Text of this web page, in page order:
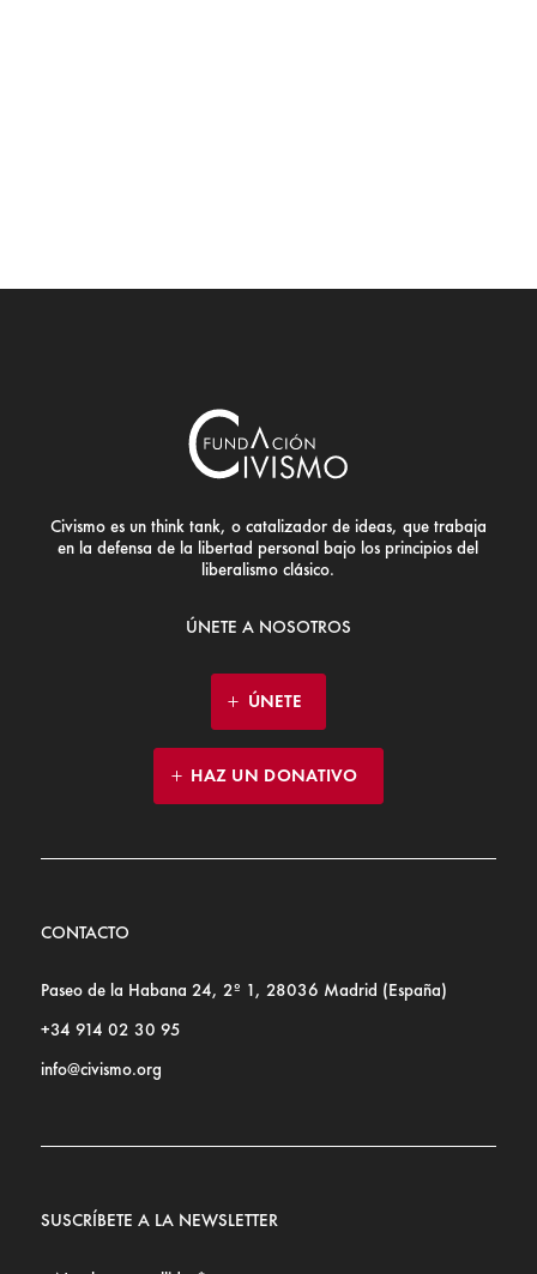
Civismo es un think tank, o catalizador de ideas, que trabaja
en la defensa de la libertad personal bajo los principios del
liberalismo clásico.
ÚNETE A NOSOTROS
ÚNETE
HAZ UN DONATIVO
CONTACTO
Paseo de la Habana 24, 2º 1, 28036 Madrid (España)
+34 914 02 30 95
info@civismo.org
SUSCRÍBETE A LA NEWSLETTER